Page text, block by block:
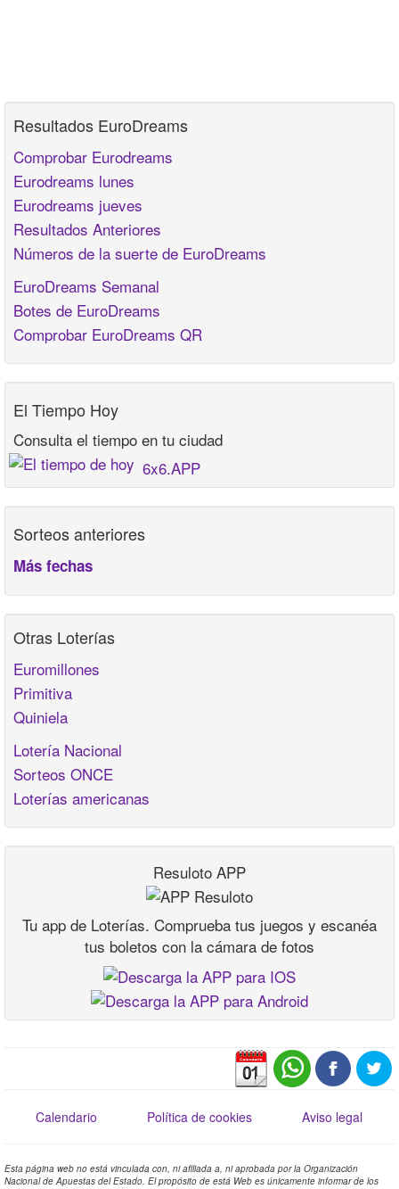
Resultados EuroDreams
Comprobar Eurodreams
Eurodreams lunes
Eurodreams jueves
Resultados Anteriores
Números de la suerte de EuroDreams
EuroDreams Semanal
Botes de EuroDreams
Comprobar EuroDreams QR
El Tiempo Hoy
Consulta el tiempo en tu ciudad
6x6.APP
Sorteos anteriores
Más fechas
Otras Loterías
Euromillones
Primitiva
Quiniela
Lotería Nacional
Sorteos ONCE
Loterías americanas
Resuloto APP
Tu app de Loterías. Comprueba tus juegos y escanéa
tus boletos con la cámara de fotos
Calendario Política de cookies Aviso legal
Esta página web no está vinculada con, ni afiliada a, ni aprobada por la Organización
Nacional de Apuestas del Estado. El propósito de está Web es únicamente informar de los